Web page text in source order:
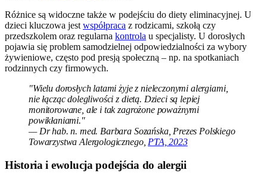
Różnice są widoczne także w podejściu do diety eliminacyjnej. U
dzieci kluczowa jest współpraca z rodzicami, szkołą czy
przedszkolem oraz regularna kontrola u specjalisty. U dorosłych
pojawia się problem samodzielnej odpowiedzialności za wybory
żywieniowe, często pod presją społeczną – np. na spotkaniach
rodzinnych czy firmowych.
"Wielu dorosłych latami żyje z nieleczonymi alergiami,
nie łącząc dolegliwości z dietą. Dzieci są lepiej
monitorowane, ale i tak zagrożone poważnymi
powikłaniami."
— Dr hab. n. med. Barbara Sozańska, Prezes Polskiego
Towarzystwa Alergologicznego, PTA, 2023
Historia i ewolucja podejścia do alergii